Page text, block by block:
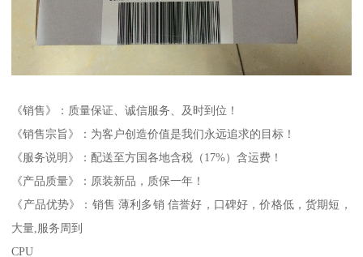
《销售》：质量保证、诚信服务、及时到位！
《销售宗旨》：为客户创造价值是我们永远追求的目标！
《服务说明》：配送至方国各地含税（17%）含运费！
《产品质量》：原装新品，质保一年！
《产品优势》：销售 薄利多销 信誉好，口碑好，价格低，货期短，
大量,服务周到
CPU